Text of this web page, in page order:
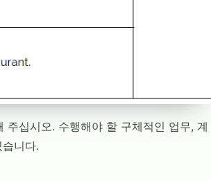
십시오. 수행해야 할 구체적인 업무, 계
니다.